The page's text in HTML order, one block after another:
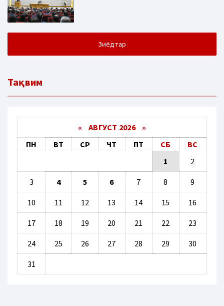
Зиёдтар
Тақвим
« АВГУСТ 2026 »
ПН
ВТ СР ЧТ ПТ СБ
ВС
1
2
3 4 5 6 7 8 9
10 11 12 13 14 15 16
17 18 19 20 21 22 23
24 25 26 27 28 29 30
31